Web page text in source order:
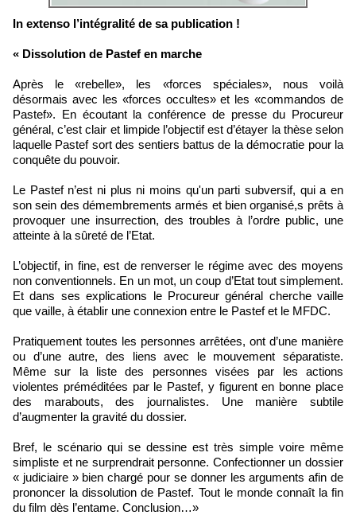
In extenso l’intégralité de sa publication !
« Dissolution de Pastef en marche
Après le «rebelle», les «forces spéciales», nous voilà
désormais avec les «forces occultes» et les «commandos de
Pastef». En écoutant la conférence de presse du Procureur
général, c’est clair et limpide l’objectif est d’étayer la thèse selon
laquelle Pastef sort des sentiers battus de la démocratie pour la
conquête du pouvoir.
Le Pastef n’est ni plus ni moins qu'un parti subversif, qui a en
son sein des démembrements armés et bien organisé,s prêts à
provoquer une insurrection, des troubles à l’ordre public, une
atteinte à la sûreté de l’Etat.
L’objectif, in fine, est de renverser le régime avec des moyens
non conventionnels. En un mot, un coup d’Etat tout simplement.
Et dans ses explications le Procureur général cherche vaille
que vaille, à établir une connexion entre le Pastef et le MFDC.
Pratiquement toutes les personnes arrêtées, ont d’une manière
ou d’une autre, des liens avec le mouvement séparatiste.
Même sur la liste des personnes visées par les actions
violentes préméditées par le Pastef, y figurent en bonne place
des marabouts, des journalistes. Une manière subtile
d’augmenter la gravité du dossier.
Bref, le scénario qui se dessine est très simple voire même
simpliste et ne surprendrait personne. Confectionner un dossier
« judiciaire » bien chargé pour se donner les arguments afin de
prononcer la dissolution de Pastef. Tout le monde connaît la fin
du film dès l’entame. Conclusion…»